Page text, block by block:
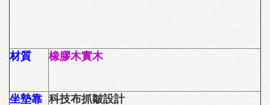
材質 橡膠木實木
坐墊靠 科技布抓皺設計